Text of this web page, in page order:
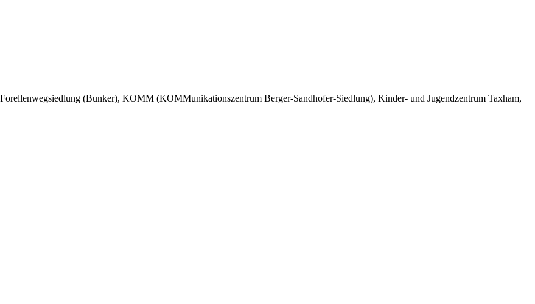
(Bunker), KOMM (KOMMunikationszentrum Berger-Sandhofer-Siedlung), Kinder- und Jugendzentrum Taxham,